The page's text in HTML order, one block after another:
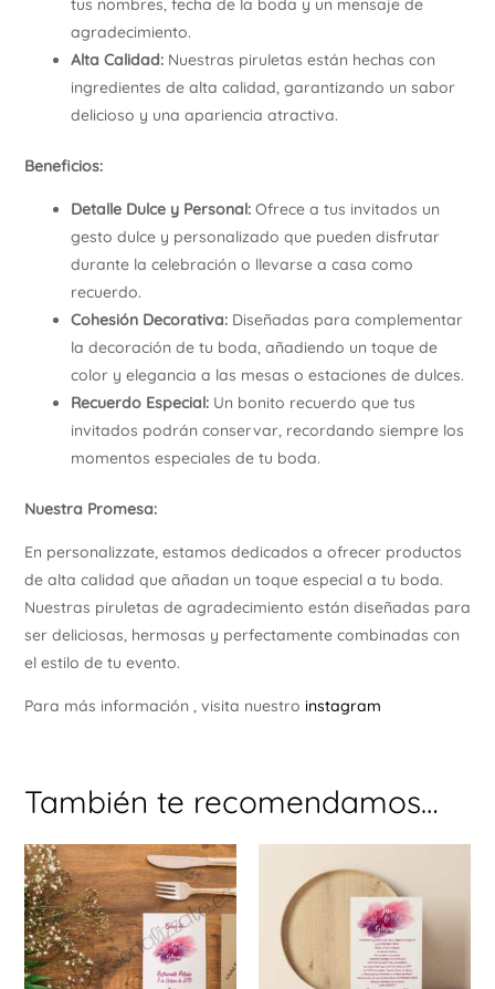
tus nombres, fecha de la boda y un mensaje de
agradecimiento.
Alta Calidad:Nuestras piruletas están hechas con
ingredientes de alta calidad, garantizando un sabor
delicioso y una apariencia atractiva.
Beneficios:
Detalle Dulce y Personal:Ofrece a tus invitados un
gesto dulce y personalizado que pueden disfrutar
durante la celebración o llevarse a casa como
recuerdo.
Cohesión Decorativa:Diseñadas para complementar
la decoración de tu boda, añadiendo un toque de
color y elegancia a las mesas o estaciones de dulces.
Recuerdo Especial:Un bonito recuerdo que tus
invitados podrán conservar, recordando siempre los
momentos especiales de tu boda.
Nuestra Promesa:
En personalizzate, estamos dedicados a ofrecer productos
de alta calidad que añadan un toque especial a tu boda.
Nuestras piruletas de agradecimiento están diseñadas para
ser deliciosas, hermosas y perfectamente combinadas con
el estilo de tu evento.
Para más información , visita nuestro instagram
También te recomendamos…